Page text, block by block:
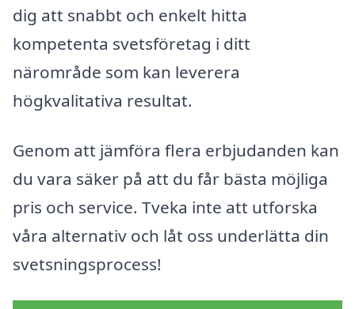
dig att snabbt och enkelt hitta
kompetenta svetsföretag i ditt
närområde som kan leverera
högkvalitativa resultat.
Genom att jämföra flera erbjudanden kan
du vara säker på att du får bästa möjliga
pris och service. Tveka inte att utforska
våra alternativ och låt oss underlätta din
svetsningsprocess!